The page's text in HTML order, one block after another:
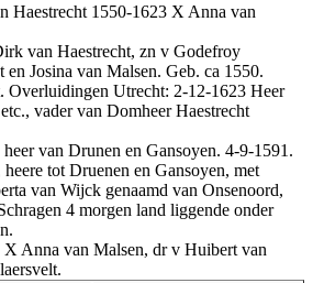
Haestrecht 1550-1623 X Anna van
van Haestrecht, zn v Godefroy
en Josina van Malsen. Geb. ca 1550.
Overluidingen Utrecht: 2-12-1623 Heer
vader van Domheer Haestrecht
van Drunen en Gansoyen. 4-9-1591.
tot Druenen en Gansoyen, met
van Wijck genaamd van Onsenoord,
4 morgen land liggende onder
X Anna van Malsen, dr v Huibert van